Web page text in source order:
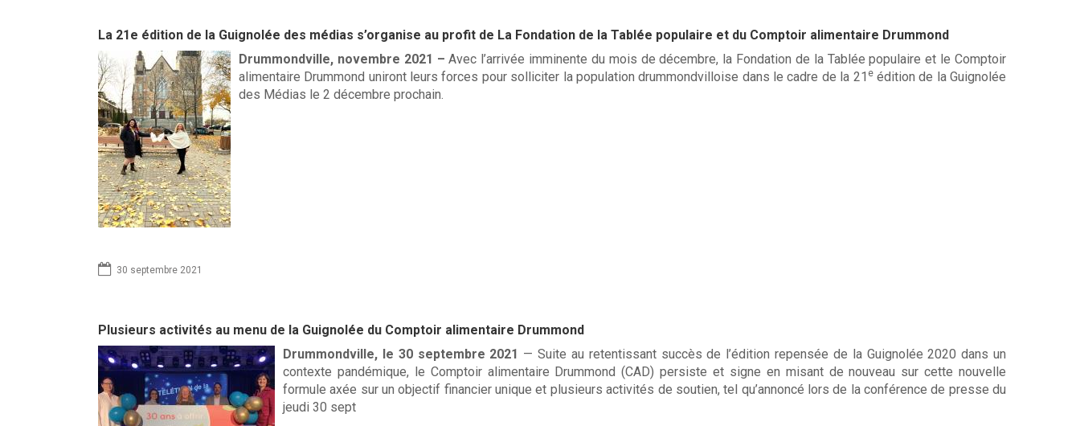
La 21e édition de la Guignolée des médias s’organise au profit de La Fondation de la Tablée populaire et du Comptoir alimentaire Drummond
Drummondville, novembre 2021 –Avec l’arrivée imminente du mois de décembre, la Fondation de la Tablée populaire et le Comptoir
alimentaire Drummond uniront leurs forces pour solliciter la population drummondvilloise dans le cadre de la 21 eédition de la Guignolée
des Médias le 2 décembre prochain.
30 septembre 2021
Plusieurs activités au menu de la Guignolée du Comptoir alimentaire Drummond
Drummondville, le 30 septembre 2021 — Suite au retentissant succès de l’édition repensée de la Guignolée 2020 dans un
contexte pandémique, le Comptoir alimentaire Drummond (CAD) persiste et signe en misant de nouveau sur cette nouvelle
formule axée sur un objectif financier unique et plusieurs activités de soutien, tel qu’annoncé lors de la conférence de presse du
jeudi 30 sept